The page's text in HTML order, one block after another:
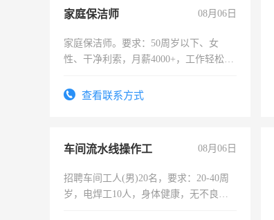
家庭保洁师 08月06日
家庭保洁师。要求：50周岁以下、女
性、干净利索，月薪4000+，工作轻松，
太太等。查看联系方式
车间流水线操作工 08月06日
招聘车间工人(男)20名，要求：20-40周
岁，电焊工10人，身体健康，无不良嗜